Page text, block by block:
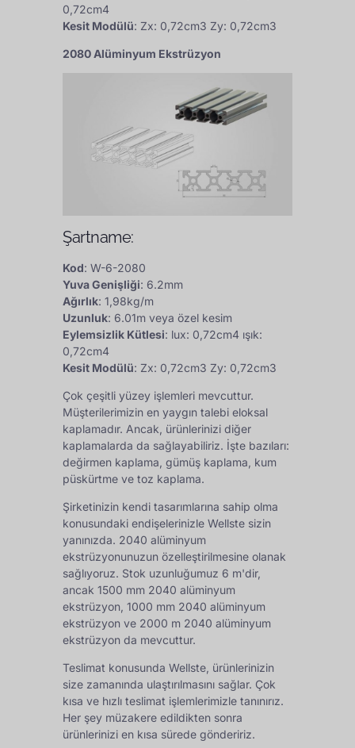
0,72cm4
Kesit Modülü: Zx: 0,72cm3 Zy: 0,72cm3
2080 Alüminyum Ekstrüzyon
Şartname:
Kod: W-6-2080
Yuva Genişliği: 6.2mm
Ağırlık: 1,98kg/m
Uzunluk: 6.01m veya özel kesim
Eylemsizlik Kütlesi: lux: 0,72cm4 ışık:
0,72cm4
Kesit Modülü: Zx: 0,72cm3 Zy: 0,72cm3
Çok çeşitli yüzey işlemleri mevcuttur.
Müşterilerimizin en yaygın talebi eloksal
kaplamadır. Ancak, ürünlerinizi diğer
kaplamalarda da sağlayabiliriz. İşte bazıları:
değirmen kaplama, gümüş kaplama, kum
püskürtme ve toz kaplama.
Şirketinizin kendi tasarımlarına sahip olma
konusundaki endişelerinizle Wellste sizin
yanınızda. 2040 alüminyum
ekstrüzyonunuzun özelleştirilmesine olanak
sağlıyoruz. Stok uzunluğumuz 6 m'dir,
ancak 1500 mm 2040 alüminyum
ekstrüzyon, 1000 mm 2040 alüminyum
ekstrüzyon ve 2000 m 2040 alüminyum
ekstrüzyon da mevcuttur.
Teslimat konusunda Wellste, ürünlerinizin
size zamanında ulaştırılmasını sağlar. Çok
kısa ve hızlı teslimat işlemlerimizle tanınırız.
Her şey müzakere edildikten sonra
ürünlerinizi en kısa sürede göndeririz.